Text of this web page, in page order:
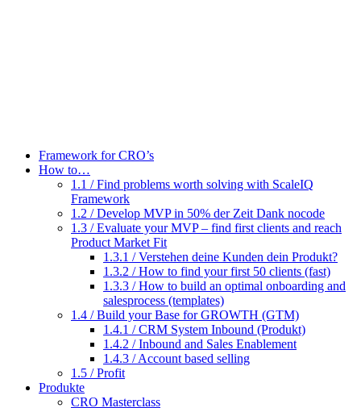
Framework for CRO’s
How to…
1.1 / Find problems worth solving with ScaleIQ
Framework
1.2 / Develop MVP in 50% der Zeit Dank nocode
1.3 / Evaluate your MVP – find first clients and reach
Product Market Fit
1.3.1 / Verstehen deine Kunden dein Produkt?
1.3.2 / How to find your first 50 clients (fast)
1.3.3 / How to build an optimal onboarding and
salesprocess (templates)
1.4 / Build your Base for GROWTH (GTM)
1.4.1 / CRM System Inbound (Produkt)
1.4.2 / Inbound and Sales Enablement
1.4.3 / Account based selling
1.5 / Profit
Produkte
CRO Masterclass